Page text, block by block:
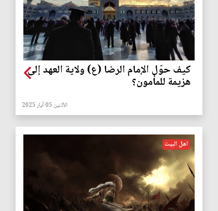
كيف حوّل الإمام الرضا (ع) ولاية العهد إلى
هزيمة للمأمون؟
الأثنين 05 آيار 2025
اهل البيت